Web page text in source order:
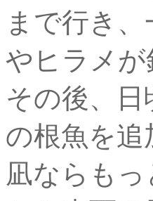
まで行き
やヒラメ
その後、
の根魚を追
凪ならも